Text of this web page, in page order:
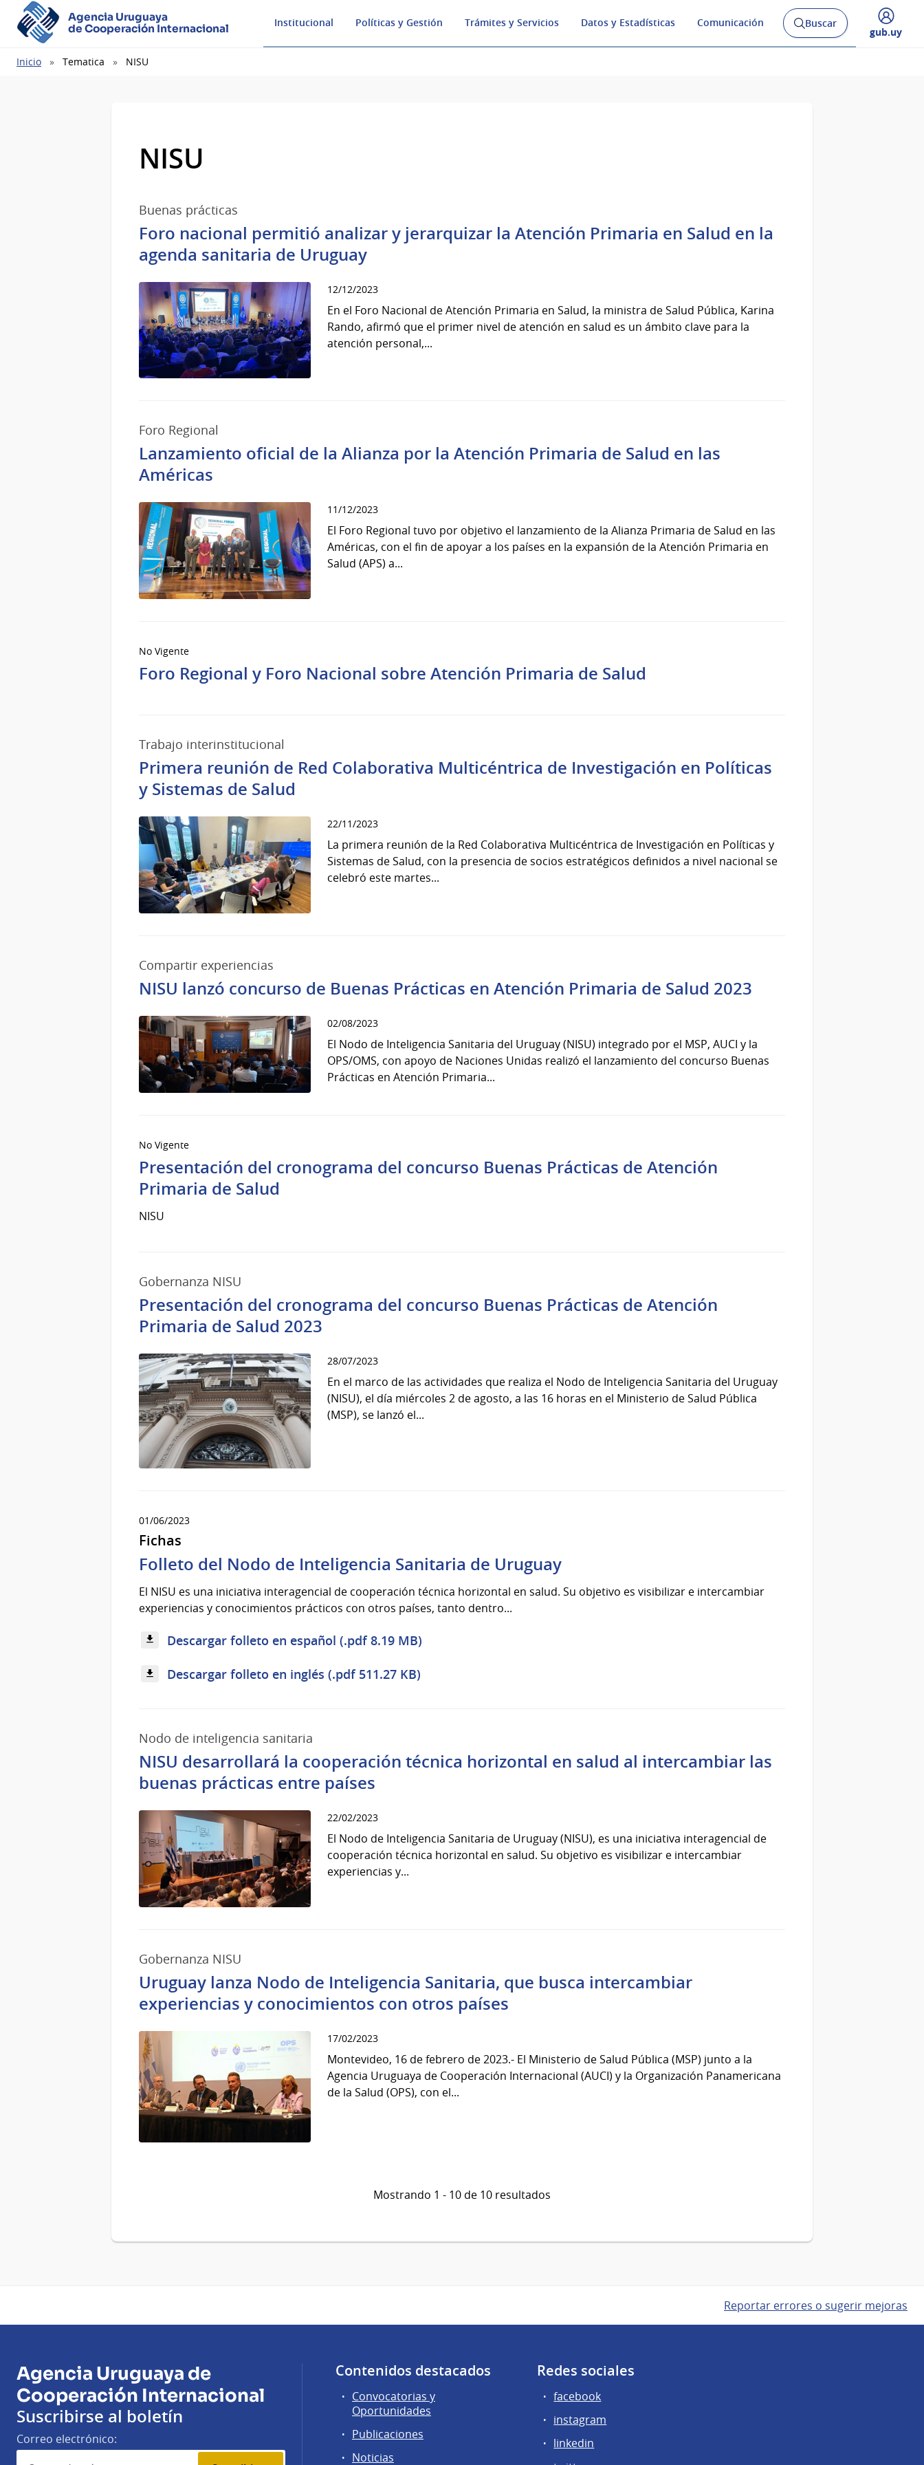
Agencia Uruguaya
de Cooperación Internacional
Institucional Políticas y Gestión Trámites y Servicios Datos y Estadísticas Comunicación
Abrir
buscador
Buscar
Desplegar
gub.uy
Ruta
Inicio Tematica NISU
NISU
Buenas prácticas
Foro nacional permitió analizar y jerarquizar la Atención Primaria en Salud en la
agenda sanitaria de Uruguay
12/12/2023
En el Foro Nacional de Atención Primaria en Salud, la ministra de Salud Pública, Karina
Rando, afirmó que el primer nivel de atención en salud es un ámbito clave para la
atención personal,...
Foro Regional
Lanzamiento oficial de la Alianza por la Atención Primaria de Salud en las
Américas
11/12/2023
El Foro Regional tuvo por objetivo el lanzamiento de la Alianza Primaria de Salud en las
Américas, con el fin de apoyar a los países en la expansión de la Atención Primaria en
Salud (APS) a...
No Vigente
Foro Regional y Foro Nacional sobre Atención Primaria de Salud
Trabajo interinstitucional
Primera reunión de Red Colaborativa Multicéntrica de Investigación en Políticas
y Sistemas de Salud
22/11/2023
La primera reunión de la Red Colaborativa Multicéntrica de Investigación en Políticas y
Sistemas de Salud, con la presencia de socios estratégicos definidos a nivel nacional se
celebró este martes...
Compartir experiencias
NISU lanzó concurso de Buenas Prácticas en Atención Primaria de Salud 2023
02/08/2023
El Nodo de Inteligencia Sanitaria del Uruguay (NISU) integrado por el MSP, AUCI y la
OPS/OMS, con apoyo de Naciones Unidas realizó el lanzamiento del concurso Buenas
Prácticas en Atención Primaria...
No Vigente
Presentación del cronograma del concurso Buenas Prácticas de Atención
Primaria de Salud
NISU
Gobernanza NISU
Presentación del cronograma del concurso Buenas Prácticas de Atención
Primaria de Salud 2023
28/07/2023
En el marco de las actividades que realiza el Nodo de Inteligencia Sanitaria del Uruguay
(NISU), el día miércoles 2 de agosto, a las 16 horas en el Ministerio de Salud Pública
(MSP), se lanzó el...
01/06/2023
Fichas
Folleto del Nodo de Inteligencia Sanitaria de Uruguay
El NISU es una iniciativa interagencial de cooperación técnica horizontal en salud. Su objetivo es visibilizar e intercambiar
experiencias y conocimientos prácticos con otros países, tanto dentro...
Descargar folleto en español (.pdf 8.19 MB)
Descargar folleto en inglés (.pdf 511.27 KB)
Nodo de inteligencia sanitaria
NISU desarrollará la cooperación técnica horizontal en salud al intercambiar las
buenas prácticas entre países
22/02/2023
El Nodo de Inteligencia Sanitaria de Uruguay (NISU), es una iniciativa interagencial de
cooperación técnica horizontal en salud. Su objetivo es visibilizar e intercambiar
experiencias y...
Gobernanza NISU
Uruguay lanza Nodo de Inteligencia Sanitaria, que busca intercambiar
experiencias y conocimientos con otros países
17/02/2023
Montevideo, 16 de febrero de 2023.- El Ministerio de Salud Pública (MSP) junto a la
Agencia Uruguaya de Cooperación Internacional (AUCI) y la Organización Panamericana
de la Salud (OPS), con el...
Mostrando 1 - 10 de 10 resultados
Reportar errores o sugerir mejoras
Agencia Uruguaya de
Cooperación Internacional
Suscribirse al boletín
Correo electrónico:
Contenidos destacados
Convocatorias y
Oportunidades
Publicaciones
Noticias
Redes sociales
facebook
instagram
linkedin